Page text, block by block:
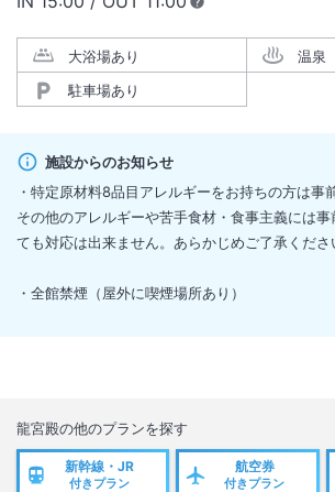
大浴場あり
温泉
駐車場あり
施設からのお知らせ
・特定原材料8品目アレルギーをお持ちの方は事
その他のアレルギーや苦手食材・食事主義には
ても対応は出来ません。あらかじめご了承くださ
・全館禁煙（屋外に喫煙場所あり）
龍宮殿の他のプランを探す
新幹線・JR
付きプラン
航空券
付きプラン